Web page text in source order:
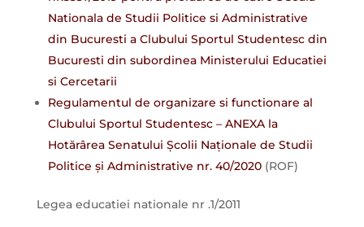
Nationala de Studii Politice si Administrative
din Bucuresti a Clubului Sportul Studentesc din
Bucuresti din subordinea Ministerului Educatiei
si Cercetarii
Regulamentul de organizare si functionare al
Clubului Sportul Studentesc – ANEXA la
Hotărârea Senatului Școlii Naționale de Studii
Politice și Administrative nr. 40/2020(ROF)
Legea educatiei nationale nr .1/2011